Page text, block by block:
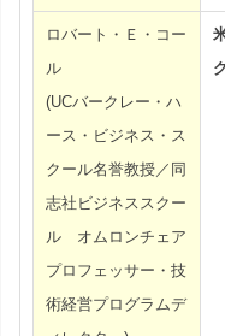
ロバート・Ｅ・コー
ル
(UCバークレー・ハ
ース・ビジネス・ス
クール名誉教授／同
志社ビジネススクー
ル オムロンチェア
プロフェッサー・技
術経営プログラムデ